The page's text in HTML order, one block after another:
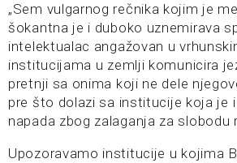
„Sem vulgarnog rečnika kojim je
šokantna je i duboko uznemirava
intelektualac angažovan u
institucijama u zemlji komunicira
pretnji sa onima koji ne dele
pre što dolazi sa institucije koja je
napada zbog zalaganja za slobodu
Upozoravamo institucije u kojima